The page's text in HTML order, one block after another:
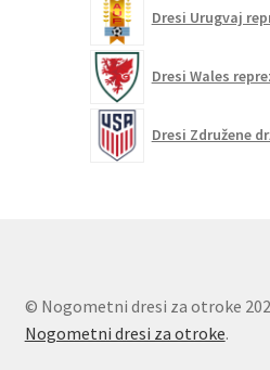
Dresi Urugvaj
Dresi Wales
Dresi Združene
© Nogometni dresi za otroke
Nogometni dresi za otroke.